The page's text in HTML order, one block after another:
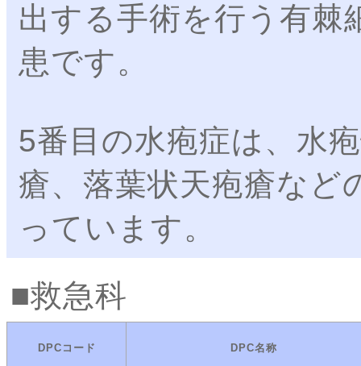
出する手術を行う有棘
患です。
5番目の水疱症は、水
瘡、落葉状天疱瘡など
っています。
救急科
DPCコード DPC名称